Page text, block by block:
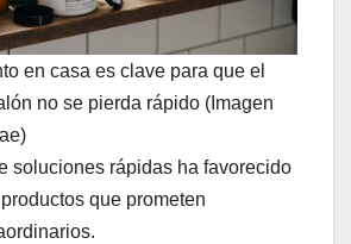
en casa es clave para que el
no se pierda rápido (Imagen
soluciones rápidas ha favorecido
que prometen